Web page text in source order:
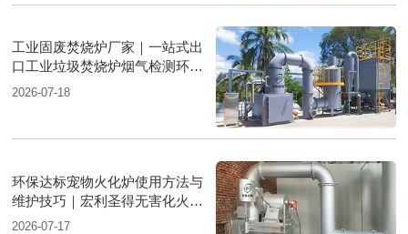
工业固废焚烧炉厂家｜一站式出
口工业垃圾焚烧炉烟气检测环保
达标
2026-07-18
环保达标宠物火化炉使用方法与
维护技巧｜宏利圣得无害化火化
设备科普
2026-07-17